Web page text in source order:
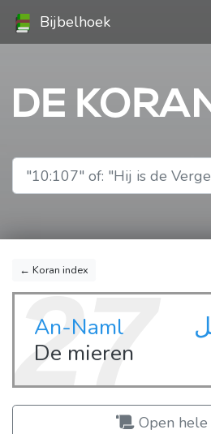
Bijbelhoek
DE
← Koran index
27
An-Naml
De mieren
Open hele